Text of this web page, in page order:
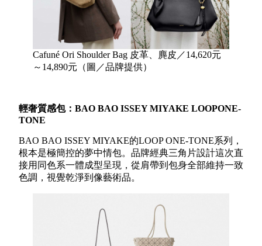
Cafuné Ori Shoulder Bag 皮革、麂皮／14,620元
～14,890元（圖／品牌提供）
輕奢質感包： BAO BAO ISSEY MIYAKE LOOPONE-
TONE
BAO BAO ISSEY MIYAKE的LOOP ONE-TONE系列，
根本是極簡控的夢中情包。品牌經典三角片設計這次直
接用同色系一體成型呈現，從肩帶到包身全部維持一致
色調，視覺乾淨到像藝術品。